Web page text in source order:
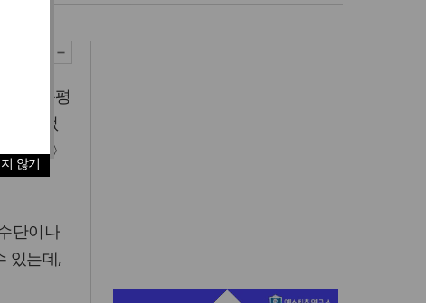
않기
의 논평
가 없
꼼수〉
단이나
있는데,